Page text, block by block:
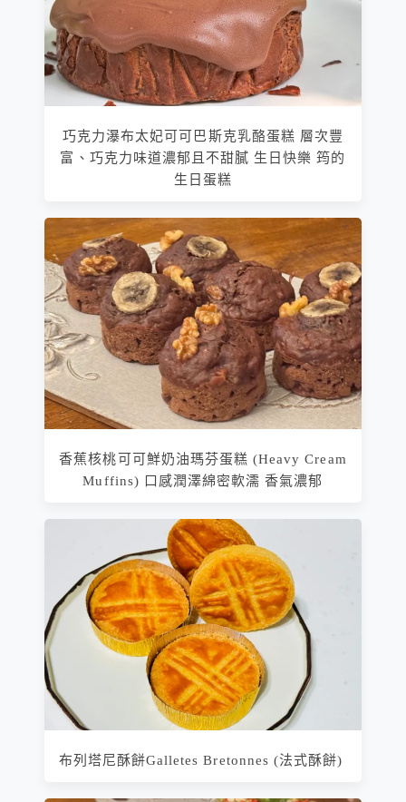
巧克力瀑布太妃可可巴斯克乳酪蛋糕 層次豐
富、巧克力味道濃郁且不甜膩 生日快樂 筠的
生日蛋糕
香蕉核桃可可鮮奶油瑪芬蛋糕 (Heavy Cream
Muffins) 口感潤澤綿密軟濡 香氣濃郁
布列塔尼酥餅Galletes Bretonnes (法式酥餅)